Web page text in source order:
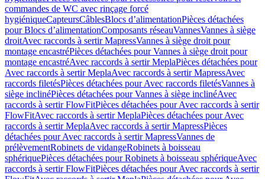
commandes de WC avec rinçage forcé
hygiéniqueCapteursCâblesBlocs d’alimentationPièces détachées
pour Blocs d’alimentationComposants réseauVannesVannes à siège
droitAvec raccords à sertir MapressVannes à siège droit pour
montage encastréPièces détachées pour Vannes à siège droit pour
montage encastréAvec raccords à sertir MeplaPièces détachées pour
Avec raccords à sertir MeplaAvec raccords à sertir MapressAvec
raccords filetésPièces détachées pour Avec raccords filetésVannes à
siège inclinéPièces détachées pour Vannes à siège inclinéAvec
raccords à sertir FlowFitPièces détachées pour Avec raccords à sertir
FlowFitAvec raccords à sertir MeplaPièces détachées pour Avec
raccords à sertir MeplaAvec raccords à sertir MapressPièces
détachées pour Avec raccords à sertir MapressVannes de
prélèvementRobinets de vidangeRobinets à boisseau
sphériquePièces détachées pour Robinets à boisseau sphériqueAvec
raccords à sertir FlowFitPièces détachées pour Avec raccords à sertir